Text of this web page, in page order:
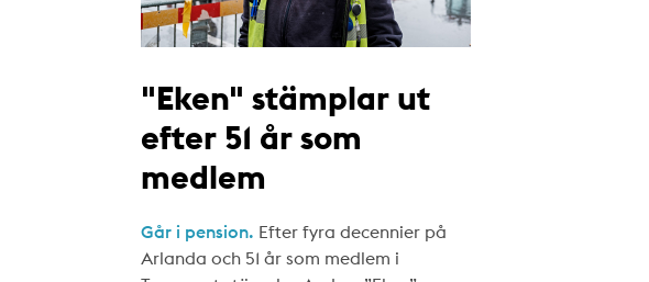
"Eken" stämplar ut
efter 51 år som
medlem
Går i pension. Efter fyra decennier på
Arlanda och 51 år som medlem i